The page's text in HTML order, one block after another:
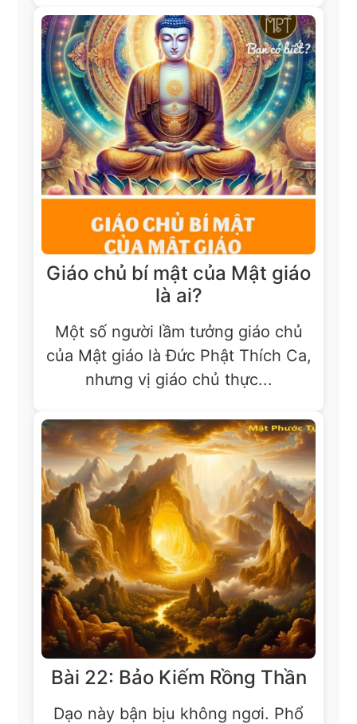
Giáo chủ bí mật của Mật giáo
là ai?
Một số người lầm tưởng giáo chủ
của Mật giáo là Đức Phật Thích Ca,
nhưng vị giáo chủ thực...
Bài 22: Bảo Kiếm Rồng Thần
Dạo này bận bịu không ngơi. Phổ